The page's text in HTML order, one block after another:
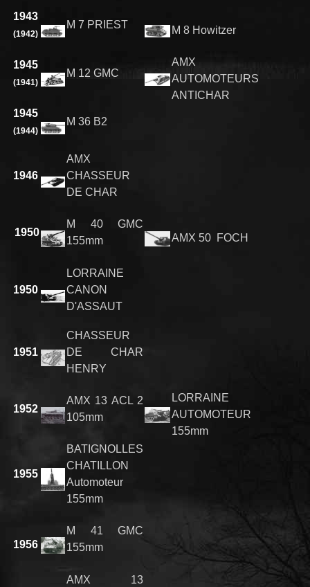
1943
(1942)
M 7 PRIEST M 8 Howitzer
1945
(1941)
M 12 GMC
AMX
AUTOMOTEURS
ANTICHAR
1945
(1944)
M 36 B2
1946
AMX
CHASSEUR
DE CHAR
1950
M 40 GMC
155mm
AMX 50 FOCH
1950
LORRAINE
CANON
D'ASSAUT
1951
CHASSEUR
DE CHAR
HENRY
1952
AMX 13 ACL 2
105mm
LORRAINE
AUTOMOTEUR
155mm
1955
BATIGNOLLES
CHATILLON
Automoteur
155mm
1956
M 41 GMC
155mm
AMX 13